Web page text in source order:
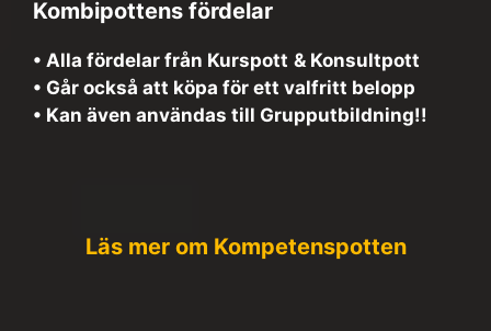
Kombipottens fördelar
• Alla fördelar från Kurspott & Konsultpott
• Går också att köpa för ett valfritt belopp
• Kan även användas till Grupputbildning!!
Läs mer om Kompetenspotten